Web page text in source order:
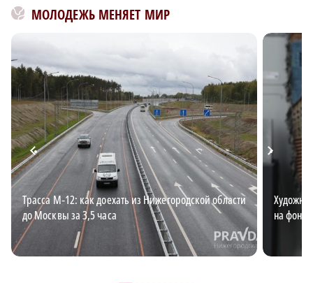
МОЛОДЕЖЬ МЕНЯЕТ МИР
Трасса М‑12: как доехать из Нижегородской области
до Москвы за 3,5 часа
на фоне